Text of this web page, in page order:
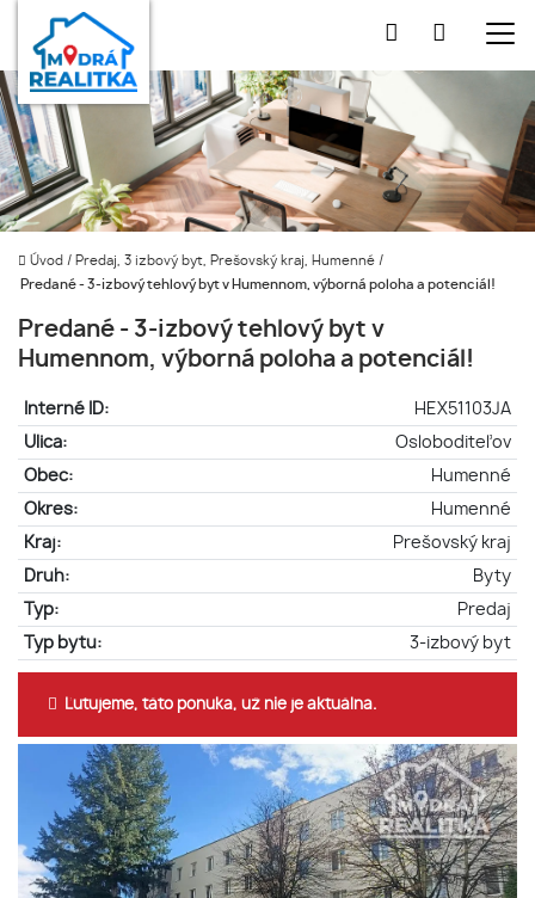
Úvod / Predaj, 3 izbový byt, Prešovský kraj, Humenné /
Predané - 3-izbový tehlový byt v Humennom, výborná poloha a potenciál!
Predané - 3-izbový tehlový byt v
Humennom, výborná poloha a potenciál!
Interné ID:
HEX51103JA
Ulica:
Osloboditeľov
Obec:
Humenné
Okres:
Humenné
Kraj:
Prešovský kraj
Druh:
Byty
Typ:
Predaj
Typ bytu:
3-izbový byt
Ľutujeme, táto ponuka, už nie je aktuálna.